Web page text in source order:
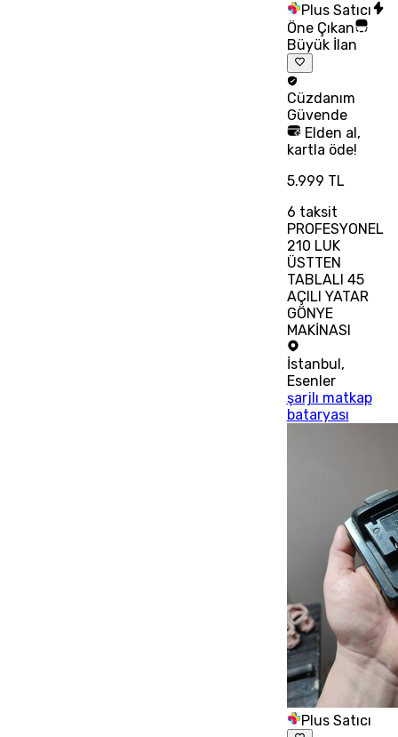
Plus Satıcı
Öne Çıkan
Büyük İlan
Cüzdanım
Güvende
Elden al,
kartla öde!
5.999 TL
6 taksit
PROFESYONEL
210 LUK
ÜSTTEN
TABLALI 45
AÇILI YATAR
GÖNYE
MAKİNASI
İstanbul ,
Esenler
şarjlı matkap
bataryası
Plus Satıcı